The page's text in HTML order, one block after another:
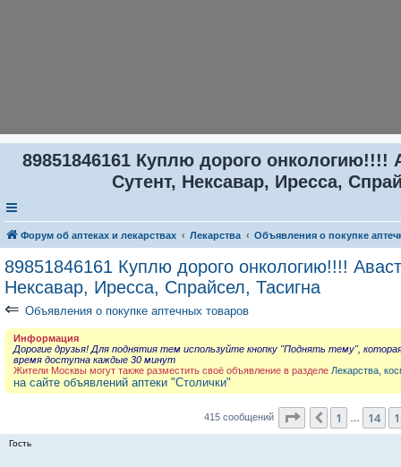
89851846161 Куплю дорого онкологию!!!!
Сутент, Нексавар, Иресса,
Форум об аптеках и лекарствах Лекарства Объявления о покупке
89851846161 Куплю дорого онкологию!!!!
Нексавар, Иресса, Спрайсел, Тасигна
⇐ Объявления о покупке аптечных товаров
Информация
Дорогие друзья! Для поднятия тем используйте кнопку "Поднять тему",
время доступна каждые 30 минут
Жители Москвы могут также разместить своё объявление в разделе Лекарства,
на сайте объявлений аптеки "Столички"
415 сообщений Страница 16из
Пред.
1 14
Гость